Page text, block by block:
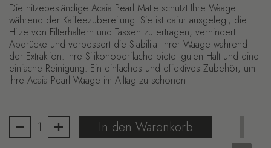
Die hitzebeständige Acaia Pearl Matte schützt Ihre Waage
während der Kaffeezubereitung. Sie ist dafür ausgelegt, die
Hitze von Filterhaltern und Tassen zu ertragen, verhindert
Abdrücke und verbessert die Stabilität Ihrer Waage während
der Extraktion. Ihre Silikonoberfläche bietet guten Halt und eine
einfache Reinigung. Ein einfaches und effektives Zubehör, um
Ihre Acaia Pearl Waage im Alltag zu schonen
In den Warenkorb